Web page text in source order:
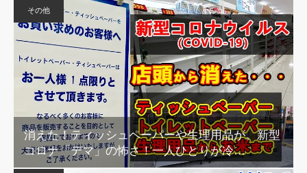
その他
消えた！ティッシュペーパーや生理用品が。新型
コロナ「デマ」の怖さ！一人ひとりが冷…